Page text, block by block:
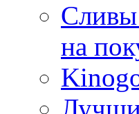
Сливы
на